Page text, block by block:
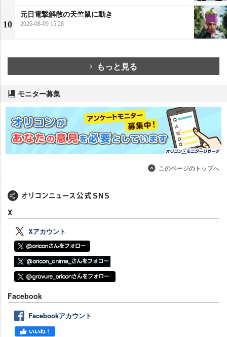
10
元日電撃解散の天竺鼠に動き
2026-08-09 15:28
もっと見る
モニター募集
このページのトップへ
X
Xアカウント
Facebook
Facebookアカウント